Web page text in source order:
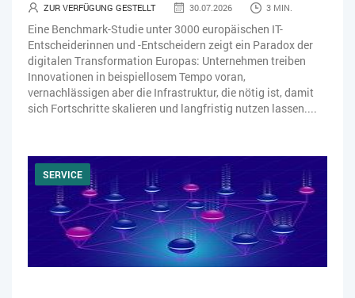
ZUR VERFÜGUNG GESTELLT 30.07.2026 3 MIN.
Eine Benchmark-Studie unter 3000 europäischen IT-
Entscheiderinnen und -Entscheidern zeigt ein Paradox der
digitalen Transformation Europas: Unternehmen treiben
Innovationen in beispiellosem Tempo voran,
vernachlässigen aber die Infrastruktur, die nötig ist, damit
sich Fortschritte skalieren und langfristig nutzen lassen....
SERVICE